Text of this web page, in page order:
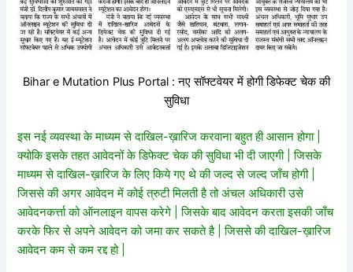
Bihar e Mutation Plus Portal : नए सॉफ्टवेयर में होगी डिफेक्ट चेक की
सुविधा
इस नई व्यवस्था के माध्यम से दाखिल-ख़ारिज करवाना बहुत ही आसान होगा |
क्योकि इसके तहत आवेदनों के डिफेक्ट चेक की सुविधा भी दी जाएगी | जिसके
माध्यम से दाखिल-ख़ारिज के लिए किये गए थे की जल्द से जल्द जाँच होगी |
जिससे की अगर आवेदन में कोई त्रुटी मिलती है तो अंचल अधिकारी उसे
आवेदनकर्त्ता को ऑनलाइन वापस करेगे | जिसके बाद आवेदन करता इसकी जाँच
करके फिर से अपने आवेदन को जमा कर सकते है | जिससे की दाखिल-ख़ारिज
आवेदन कम से कम रद्द हो |